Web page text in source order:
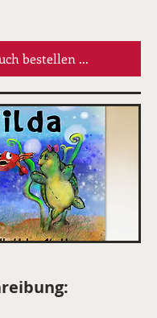
bestellen ...